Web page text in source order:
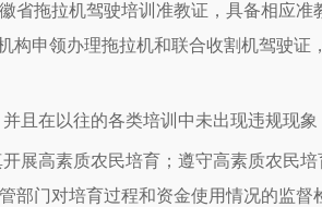
省拖拉机驾驶培训准教证，具备相应准
构申领办理拖拉机和联合收割机驾驶证
且在以往的各类培训中未出现违规现象
展高素质农民培育；遵守高素质农民培
部门对培育过程和资金使用情况的监督